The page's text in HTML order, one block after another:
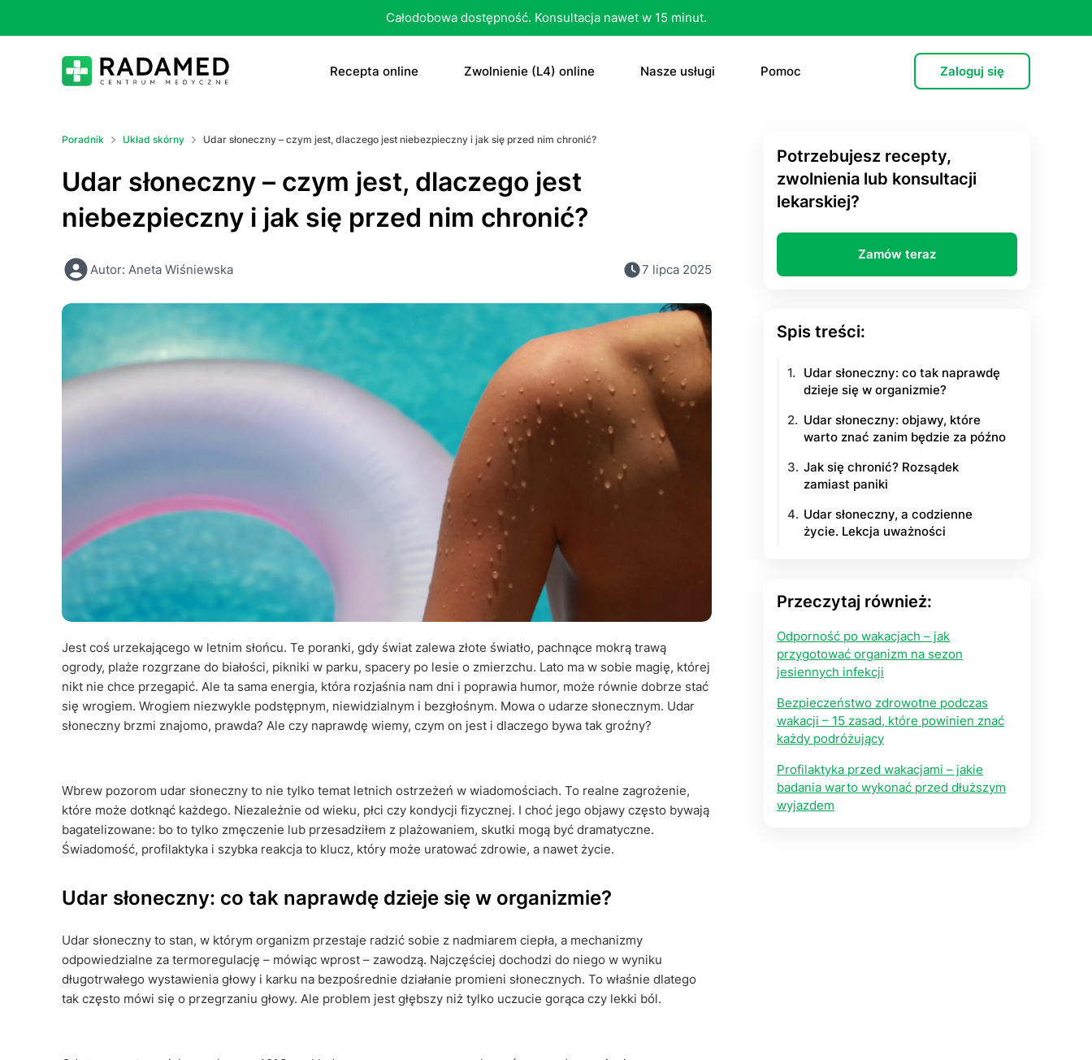
Całodobowa dostępność. Konsultacja nawet w 15 minut.
Recepta online
Tabletka „dzień po”
Zwolnienie (L4) online Nasze usługi
Konsultacja lekarska
MRI
CT
Konsultacja psychiatryczna (dorośli)
Antykoncepcja hormonalna
Tabletka „dzień po”
Leczenie otyłości
Ubezpieczenie na życie
Pomoc Zaloguj się
Poradnik Układ skórny Udar słoneczny – czym jest, dlaczego jest niebezpieczny i jak się przed nim chronić?
Udar słoneczny – czym jest, dlaczego jest
niebezpieczny i jak się przed nim chronić?
Autor: Aneta Wiśniewska 7 lipca 2025
Jest coś urzekającego w letnim słońcu. Te poranki, gdy świat zalewa złote światło, pachnące mokrą trawą
ogrody, plaże rozgrzane do białości, pikniki w parku, spacery po lesie o zmierzchu. Lato ma w sobie magię, której
nikt nie chce przegapić. Ale ta sama energia, która rozjaśnia nam dni i poprawia humor, może równie dobrze stać
się wrogiem. Wrogiem niezwykle podstępnym, niewidzialnym i bezgłośnym. Mowa o udarze słonecznym. Udar
słoneczny brzmi znajomo, prawda? Ale czy naprawdę wiemy, czym on jest i dlaczego bywa tak groźny?
Wbrew pozorom udar słoneczny to nie tylko temat letnich ostrzeżeń w wiadomościach. To realne zagrożenie,
które może dotknąć każdego. Niezależnie od wieku, płci czy kondycji fizycznej. I choć jego objawy często bywają
bagatelizowane: bo to tylko zmęczenie lub przesadziłem z plażowaniem, skutki mogą być dramatyczne.
Świadomość, profilaktyka i szybka reakcja to klucz, który może uratować zdrowie, a nawet życie.
Udar słoneczny: co tak naprawdę dzieje się w organizmie?
Udar słoneczny to stan, w którym organizm przestaje radzić sobie z nadmiarem ciepła, a mechanizmy
odpowiedzialne za termoregulację – mówiąc wprost – zawodzą. Najczęściej dochodzi do niego w wyniku
długotrwałego wystawienia głowy i karku na bezpośrednie działanie promieni słonecznych. To właśnie dlatego
tak często mówi się o przegrzaniu głowy. Ale problem jest głębszy niż tylko uczucie gorąca czy lekki ból.
Potrzebujesz recepty,
zwolnienia lub konsultacji
lekarskiej?
Zamów teraz
Spis treści:
Udar słoneczny: co tak naprawdę
dzieje się w organizmie?
Udar słoneczny: objawy, które
warto znać zanim będzie za późno
Jak się chronić? Rozsądek
zamiast paniki
Udar słoneczny, a codzienne
życie. Lekcja uważności
Przeczytaj również:
Odporność po wakacjach – jak
przygotować organizm na sezon
jesiennych infekcji
Bezpieczeństwo zdrowotne podczas
wakacji – 15 zasad, które powinien znać
każdy podróżujący
Profilaktyka przed wakacjami – jakie
badania warto wykonać przed dłuższym
wyjazdem